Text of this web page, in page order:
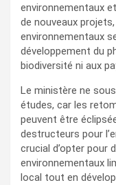
environnementaux
de nouveaux
environnementaux
développement du
biodiversité ni aux
Le ministère ne
études, car les
peuvent être
destructeurs pour
crucial d’opter pour
environnementaux
local tout en